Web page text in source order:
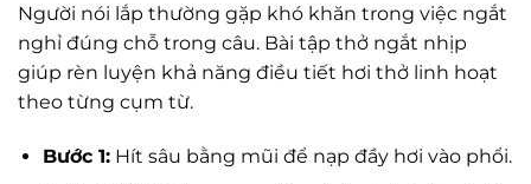
Người nói lắp thường gặp khó khăn trong việc ngắt
nghỉ đúng chỗ trong câu. Bài tập thở ngắt nhịp
giúp rèn luyện khả năng điều tiết hơi thở linh hoạt
theo từng cụm từ.
Bước 1:Hít sâu bằng mũi để nạp đầy hơi vào phổi.